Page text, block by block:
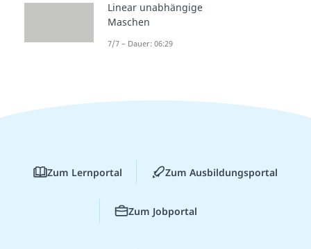
Linear unabhängige
Maschen
7/7 – Dauer: 06:29
Zum Lernportal Zum Ausbildungsportal
Zum Jobportal